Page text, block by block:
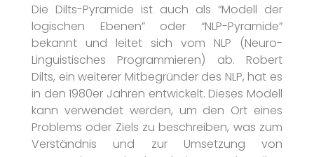
Die Dilts-Pyramide ist auch als “Modell der
logischen Ebenen” oder “NLP-Pyramide”
bekannt und leitet sich vom NLP (Neuro-
Linguistisches Programmieren) ab. Robert
Dilts, ein weiterer Mitbegründer des NLP, hat es
in den 1980er Jahren entwickelt. Dieses Modell
kann verwendet werden, um den Ort eines
Problems oder Ziels zu beschreiben, was zum
Verständnis und zur Umsetzung von